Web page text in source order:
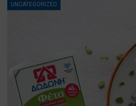
UNCATEGORIZED